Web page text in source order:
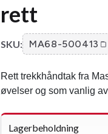
rett
SKU: MA68-500413
Rett trekkhåndtak fra
øvelser og som vanlig
Lagerbeholdning